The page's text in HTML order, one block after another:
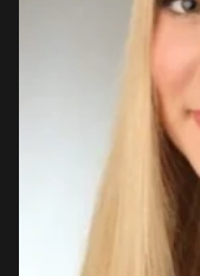
EURÓPA
INGYENES DIÁK-
KOSÁR